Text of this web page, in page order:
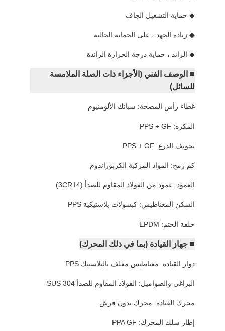
◆ حماية التشغيل الجاف
◆ زيادة الجهد ، على الحماية الحالية
◆ الزائد ، حماية درجة الحرارة الزائدة
■ الوصف الفني (الأجزاء ذات الصلة الملامسة
للسائل)
غطاء رأس المضخة: سبائك الألومنيوم
المكره: PPS + GF
تجويف الدرع: PPS + GF
كم رمح: المواد المركبة الكربوراندوم
العمود: عمود من الفولاذ المقاوم للصدأ (3CR14)
السكن المغناطيس: كبسولات بلاستيكية PPS
حلقة الختم: EPDM
■ جهاز القيادة (بما في ذلك المحرك)
دوار القيادة: مغناطيس مغلف بالبلاستيك PPS
البراغي والصواميل: الفولاذ المقاوم للصدأ SUS 304
محرك القيادة: محرك بدون فرش
إطار سلك المحرك: PPA GF